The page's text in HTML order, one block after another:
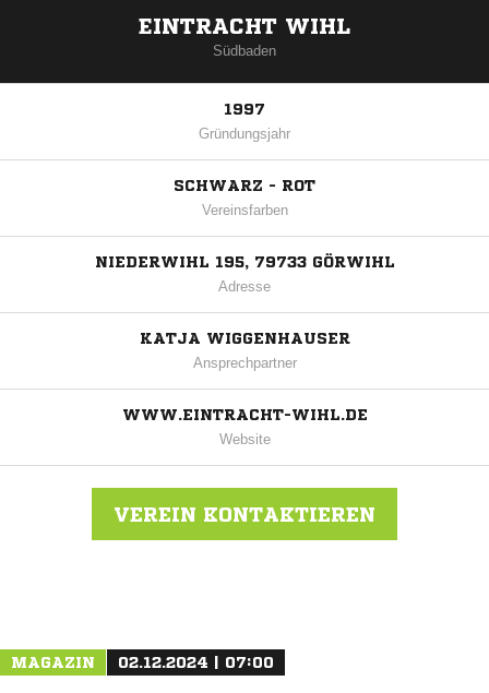
EINTRACHT WIHL
Südbaden
1997
Gründungsjahr
SCHWARZ - ROT
Vereinsfarben
NIEDERWIHL 195, 79733 GÖRWIHL
Adresse
KATJA WIGGENHAUSER
Ansprechpartner
WWW.EINTRACHT-WIHL.DE
Website
VEREIN KONTAKTIEREN
MAGAZIN 02.12.2024 | 07:00